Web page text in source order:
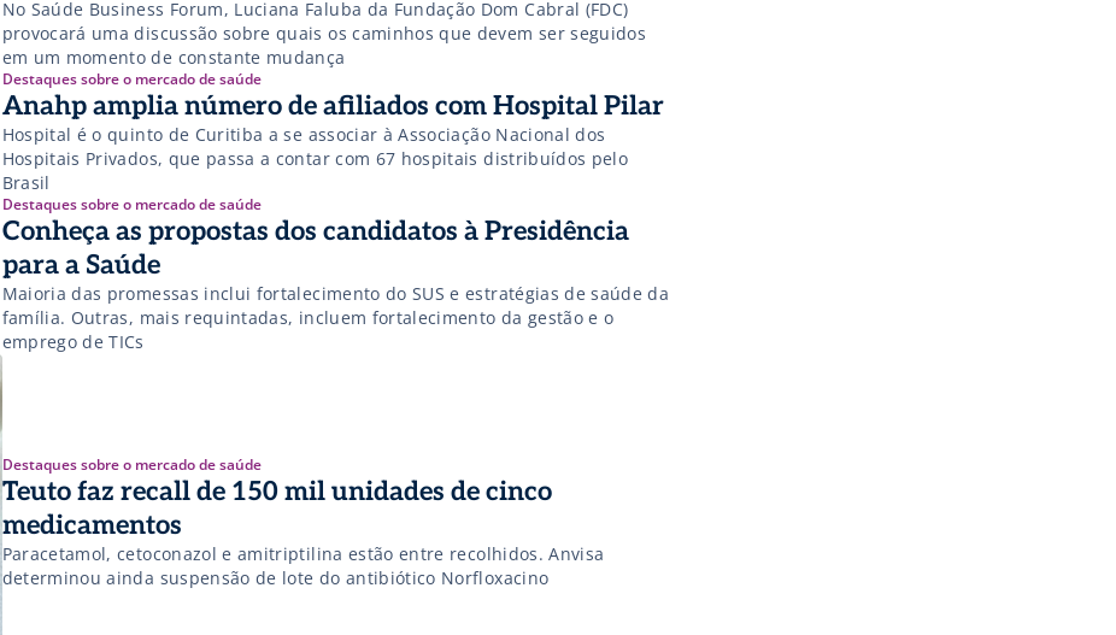
No Saúde Business Forum, Luciana Faluba da Fundação Dom Cabral (FDC)
provocará uma discussão sobre quais os caminhos que devem ser seguidos
em um momento de constante mudança
Destaques sobre o mercado de saúde
Anahp amplia número de afiliados com Hospital Pilar
Hospital é o quinto de Curitiba a se associar à Associação Nacional dos
Hospitais Privados, que passa a contar com 67 hospitais distribuídos pelo
Brasil
Destaques sobre o mercado de saúde
Conheça as propostas dos candidatos à Presidência
para a Saúde
Maioria das promessas inclui fortalecimento do SUS e estratégias de saúde da
família. Outras, mais requintadas, incluem fortalecimento da gestão e o
emprego de TICs
Destaques sobre o mercado de saúde
Teuto faz recall de 150 mil unidades de cinco
medicamentos
Paracetamol, cetoconazol e amitriptilina estão entre recolhidos. Anvisa
determinou ainda suspensão de lote do antibiótico Norfloxacino